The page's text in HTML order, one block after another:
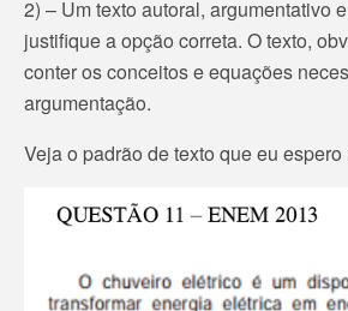
2) – Um texto autoral, argumentativo
justifique a opção correta. O texto,
conter os conceitos e equações
argumentação.
Veja o padrão de texto que eu